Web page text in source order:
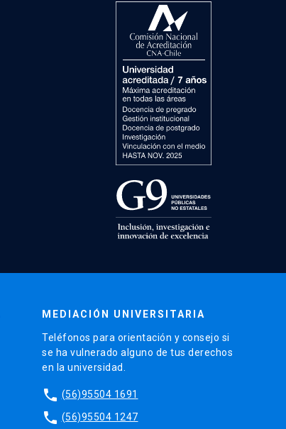
MEDIACIÓN UNIVERSITARIA
Teléfonos para orientación y consejo si
se ha vulnerado alguno de tus derechos
en la universidad.
phone (56)95504 1691
phone (56)95504 1247